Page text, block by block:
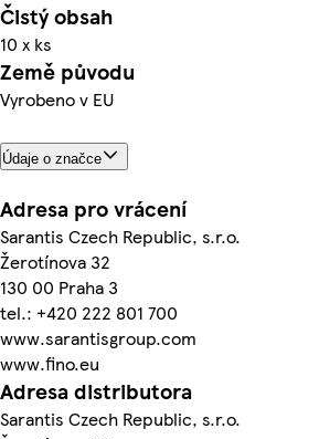
Čistý obsah
10 x ks
Země původu
Vyrobeno v EU
Údaje o značce
Adresa pro vrácení
Sarantis Czech Republic, s.r.o.
Žerotínova 32
130 00 Praha 3
tel.: +420 222 801 700
www.sarantisgroup.com
www.fino.eu
Adresa distributora
Sarantis Czech Republic, s.r.o.